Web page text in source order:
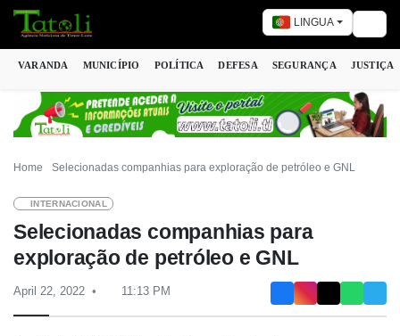
LINGUA
VARANDA MUNICÍPIO POLÍTICA DEFESA SEGURANÇA JUSTIÇA
Home Selecionadas companhias para exploração de petróleo e GNL
INTERNACIONAL
Selecionadas companhias para
exploração de petróleo e GNL
April 22, 2022 11:13 PM